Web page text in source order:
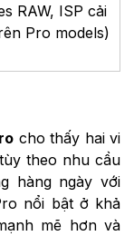
RAW, ISP cải
Pro models)
cho thấy hai vi
theo nhu cầu
hàng ngày với
nổi bật ở khả
mẽ hơn và